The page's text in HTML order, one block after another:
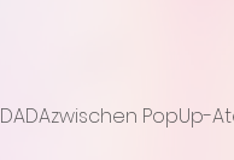
DADAzwischen PopUp-